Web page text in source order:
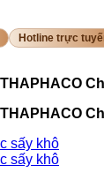
Hotline trực